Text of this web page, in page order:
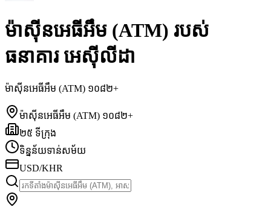
ម៉ាស៊ីនអេធីអឹម (ATM) របស់
ធនាគារ អេស៊ីលីដា
ម៉ាស៊ីនអេធីអឹម (ATM) ១០៨២+
ម៉ាស៊ីនអេធីអឹម (ATM) ១០៨២+
២៥ ទីក្រុង
ទិន្នន័យទាន់សម័យ
USD/KHR